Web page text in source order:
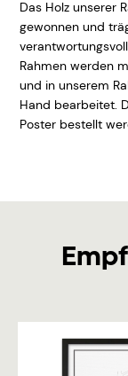
Das Holz unserer
gewonnen und
Rahmen werden
und in unserem
Hand bearbeitet.
Poster bestellt